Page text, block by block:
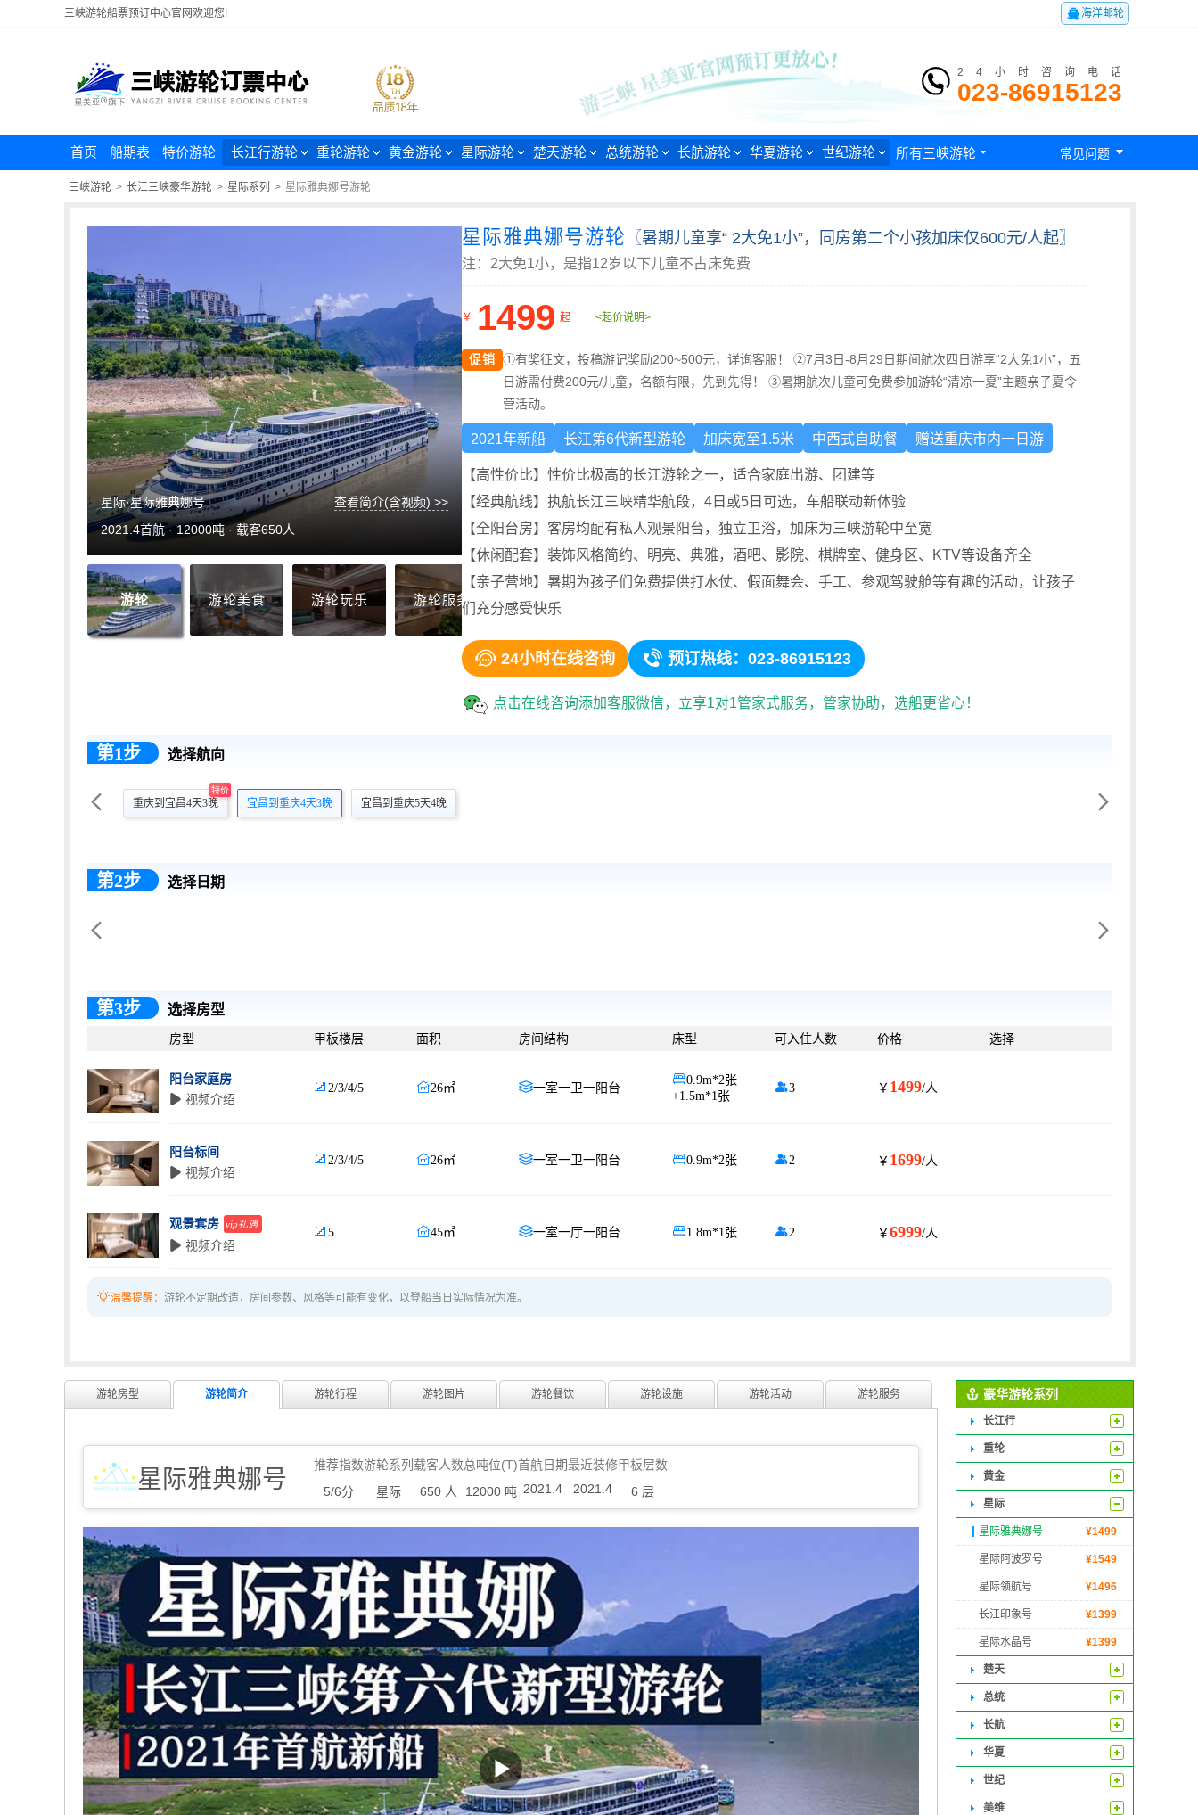
三峡游轮船票预订中心官网欢迎您! 海洋邮轮
24小时咨询电话
023-86915123
首页 船期表 特价游轮 长江行游轮 重轮游轮 黄金游轮 星际游轮 楚天游轮 总统游轮 长航游轮 华夏游轮 世纪游轮 所有三峡游轮  常见问题 
三峡游轮 > 长江三峡豪华游轮 > 星际系列 > 星际雅典娜号游轮
星际·星际雅典娜号
查看简介(含视频) >>
2021.4首航 · 12000吨 · 载客650人
VIP餐厅
全部美食 >>
中西荟萃的菜肴，地道的重庆美食。
KTV
KTV有3小1大；总共4间；
游轮 游轮美食 游轮玩乐 游轮服务 游轮甲板
星际雅典娜号游轮 〖暑期儿童享“ 2大免1小”，同房第二个小孩加床仅600元/人起〗
注：2大免1小，是指12岁以下儿童不占床免费
￥ 1499 起 <起价说明>
促销 ①有奖征文，投稿游记奖励200~500元，详询客服！ ②7月3日-8月29日期间航次四日游享“2大免1小”，五
日游需付费200元/儿童，名额有限，先到先得！ ③暑期航次儿童可免费参加游轮“清凉一夏”主题亲子夏令
营活动。
2021年新船 长江第6代新型游轮 加床宽至1.5米 中西式自助餐 赠送重庆市内一日游
【高性价比】性价比极高的长江游轮之一，适合家庭出游、团建等
【经典航线】执航长江三峡精华航段，4日或5日可选，车船联动新体验
【全阳台房】客房均配有私人观景阳台，独立卫浴，加床为三峡游轮中至宽
【休闲配套】装饰风格简约、明亮、典雅，酒吧、影院、棋牌室、健身区、KTV等设备齐全
【亲子营地】暑期为孩子们免费提供打水仗、假面舞会、手工、参观驾驶舱等有趣的活动，让孩子
们充分感受快乐
 24小时在线咨询  预订热线：023-86915123
点击在线咨询添加客服微信，立享1对1管家式服务，管家协助，选船更省心！
第1步 选择航向
 重庆到宜昌4天3晚
特价
宜昌到重庆4天3晚 宜昌到重庆5天4晚 
第2步 选择日期
 
第3步 选择房型
房型 甲板楼层 面积 房间结构 床型 可入住人数 价格 选择
阳台家庭房
 视频介绍
 2/3/4/5 26㎡ 一室一卫一阳台
0.9m*2张
+1.5m*1张
3 ￥ 1499/人
阳台标间
 视频介绍
 2/3/4/5 26㎡ 一室一卫一阳台 0.9m*2张 2 ￥ 1699/人
观景套房 vip礼遇
 视频介绍
 5 45㎡ 一室一厅一阳台 1.8m*1张 2 ￥ 6999/人
温馨提醒： 游轮不定期改造，房间参数、风格等可能有变化，以登船当日实际情况为准。
游轮房型 游轮简介 游轮行程 游轮图片 游轮餐饮 游轮设施 游轮活动 游轮服务
星际雅典娜号
推荐指数
5/6分
游轮系列
星际
载客人数
650 人
总吨位(T)
12000 吨
首航日期
2021.4
最近装修
2021.4
甲板层数
6 层
豪华游轮系列
长江行
重轮
黄金
星际
星际雅典娜号 ¥1499
星际阿波罗号 ¥1549
星际领航号 ¥1496
长江印象号 ¥1399
星际水晶号 ¥1399
楚天
总统
长航
华夏
世纪
美维